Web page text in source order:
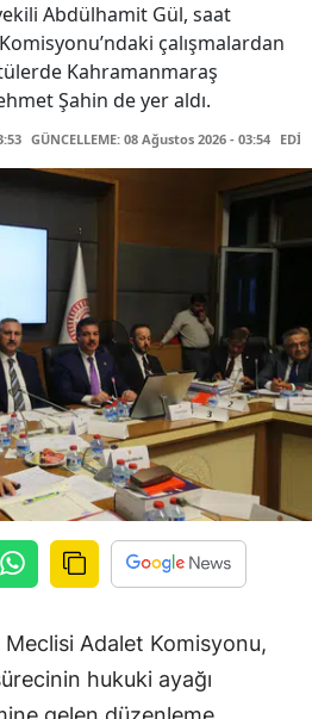
Abdülhamit Gül, saat
çalışmalardan
Kahramanmaraş
Şahin de yer aldı.
GÜNCELLEME: 08 Ağustos 2026 - 03:54
Adalet Komisyonu,
hukuki ayağı